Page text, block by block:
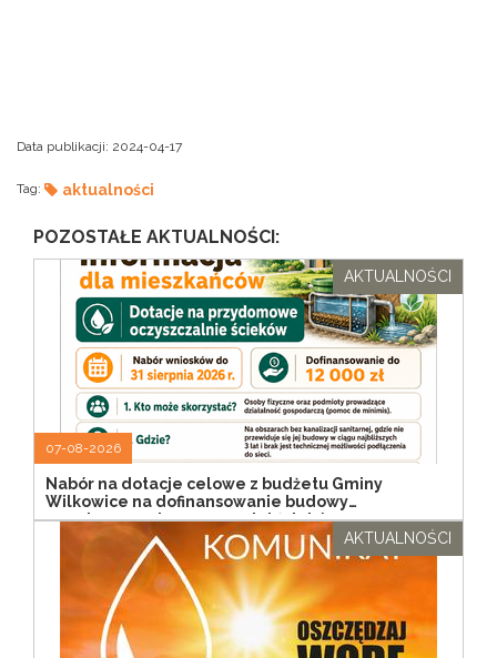
Data publikacji: 2024-04-17
Tag: aktualności
POZOSTAŁE AKTUALNOŚCI:
07-08-2026
Nabór na dotacje celowe z budżetu Gminy
Wilkowice na dofinansowanie budowy
przydomowych oczyszczalni ścieków
AKTUALNOŚCI
AKTUALNOŚCI